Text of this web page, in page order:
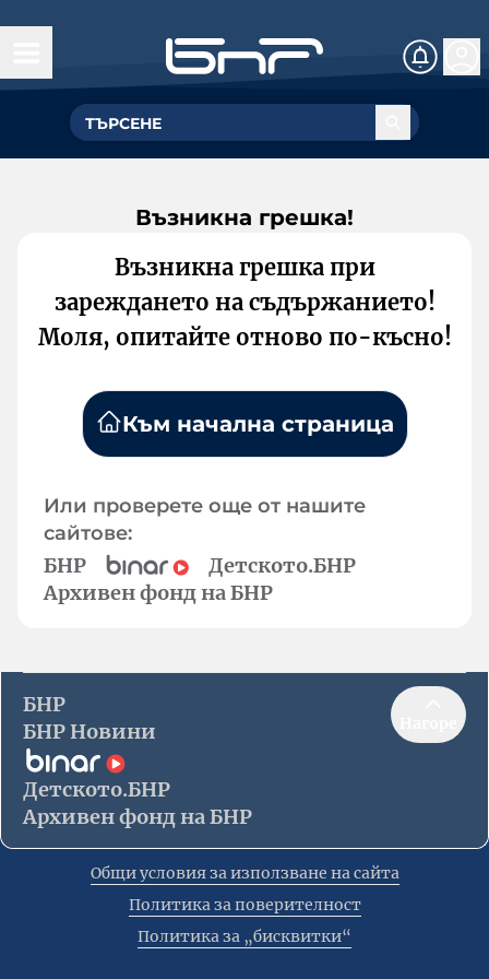
Възникна грешка!
Възникна грешка при
зареждането на съдържанието!
Моля, опитайте отново по-късно!
Към начална страница
Или проверете още от нашите
сайтове:
БНР
Детското.БНР
Архивен фонд на БНР
БНР
БНР Новини
Детското.БНР
Архивен фонд на БНР
Общи условия за използване на сайта
Политика за поверителност
Политика за „бисквитки“